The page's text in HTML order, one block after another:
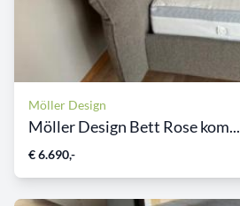
Möller Design
Möller Design Bett Rose kom...
€ 6.690,-